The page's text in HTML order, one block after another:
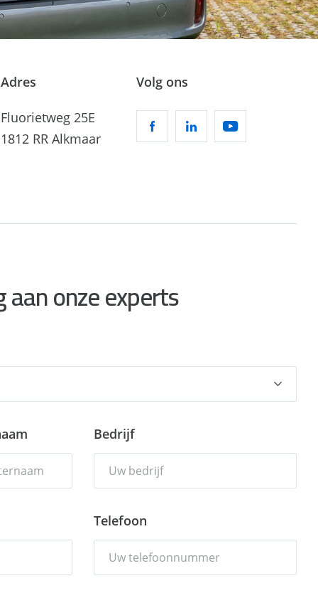
Adres
Fluorietweg 25E
1812 RR Alkmaar
Volg ons
onze experts
Bedrijf
Telefoon